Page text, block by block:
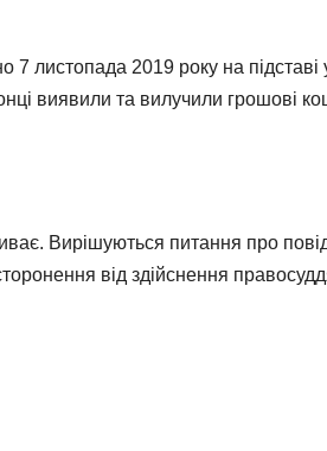
7 листопада 2019 року на підставі
виявили та вилучили грошові
Вирішуються питання про
від здійснення